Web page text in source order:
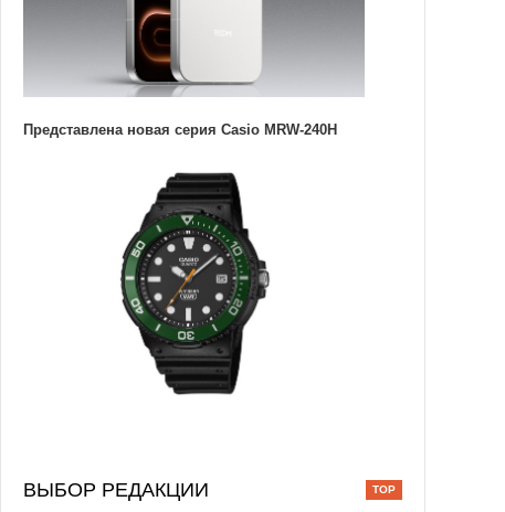
Представлена новая серия Casio MRW-240H
ВЫБОР РЕДАКЦИИ